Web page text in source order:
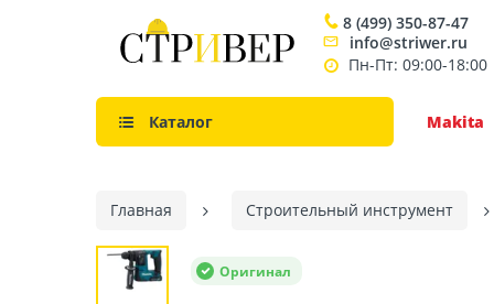
8 (499) 350-87-47
info@striwer.ru
Пн-Пт: 09:00-18:00
Каталог Makita
Главная Строительный инструмент
Оригинал